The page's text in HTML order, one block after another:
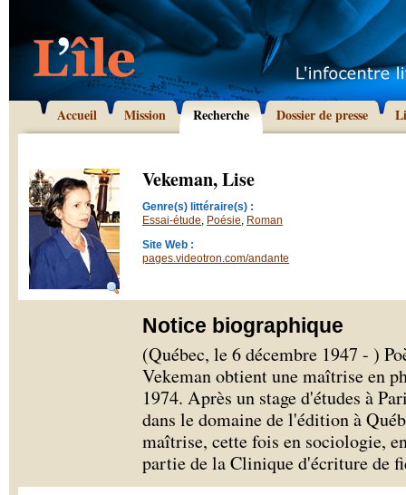
Accueil Mission Recherche Dossier de presse
Vekeman, Lise
Genre(s) littéraire(s) :
Essai-étude, Poésie, Roman
Site Web :
pages.videotron.com/andante
Notice biographique
(Québec, le 6 décembre 1947 - )
Vekeman obtient une maîtrise en
1974. Après un stage d'études à
dans le domaine de l'édition à
maîtrise, cette fois en sociologie,
partie de la Clinique d'écriture de